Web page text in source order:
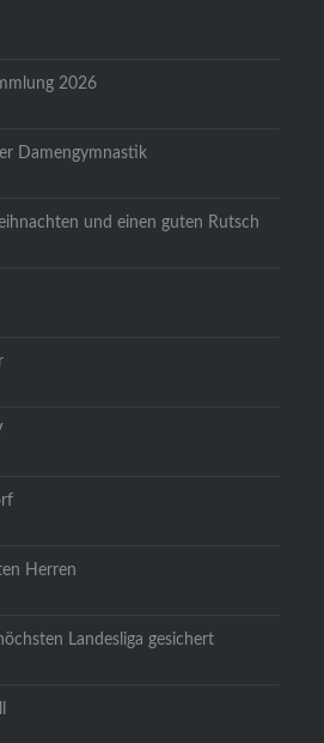
2026
Damengymnastik
und einen guten Rutsch
Herren
Landesliga gesichert